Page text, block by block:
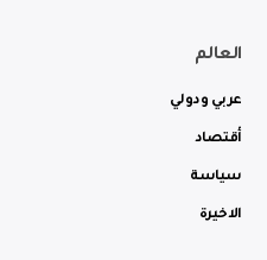
العالم
عربي ودولي
أقتصاد
سياسة
الاخيرة